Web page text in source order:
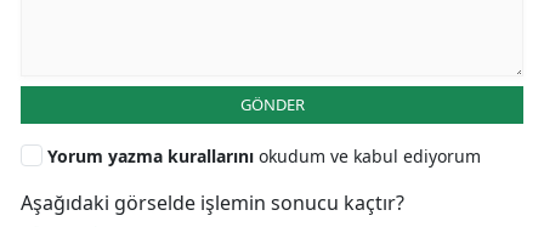
GÖNDER
Yorum yazma kurallarını okudum ve kabul ediyorum
Aşağıdaki görselde işlemin sonucu kaçtır?